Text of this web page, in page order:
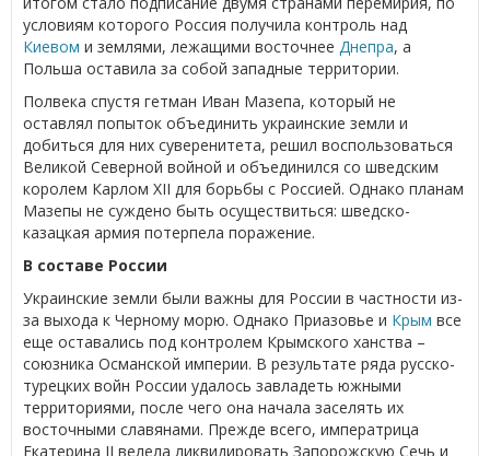
условиям которого Россия получила контроль над
Киевом и землями, лежащими восточнее Днепра, а
Польша оставила за собой западные территории.
Полвека спустя гетман Иван Мазепа, который не
оставлял попыток объединить украинские земли и
добиться для них суверенитета, решил воспользоваться
Великой Северной войной и объединился со шведским
королем Карлом XII для борьбы с Россией. Однако планам
Мазепы не суждено быть осуществиться: шведско-
казацкая армия потерпела поражение.
В составе России
Украинские земли были важны для России в частности из-
за выхода к Черному морю. Однако Приазовье и Крым все
еще оставались под контролем Крымского ханства –
союзника Османской империи. В результате ряда русско-
турецких войн России удалось завладеть южными
территориями, после чего она начала заселять их
восточными славянами. Прежде всего, императрица
Екатерина II велела ликвидировать Запорожскую Сечь и